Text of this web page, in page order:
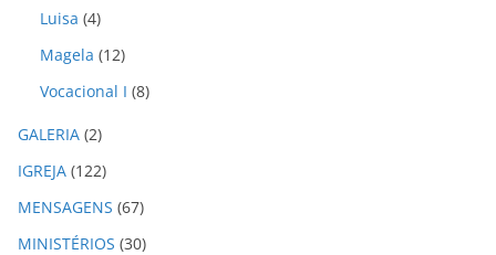
Luisa (4)
Magela (12)
Vocacional I (8)
GALERIA (2)
IGREJA (122)
MENSAGENS (67)
MINISTÉRIOS (30)